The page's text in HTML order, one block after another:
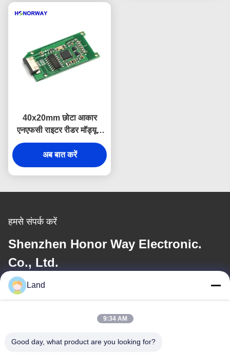
40x20mm छोटा आकार
एनएफसी राइटर रीडर मॉड्यूल
टीटीएल इंटरफ़ेस सदस्यता कार्ड
भुगतान के लिए
अब बात करें
हमसे संपर्क करें
Shenzhen Honor Way Electronic.
Co., Ltd.
ईमेल
Land
9:34 AM
Good day, what product are you looking for?